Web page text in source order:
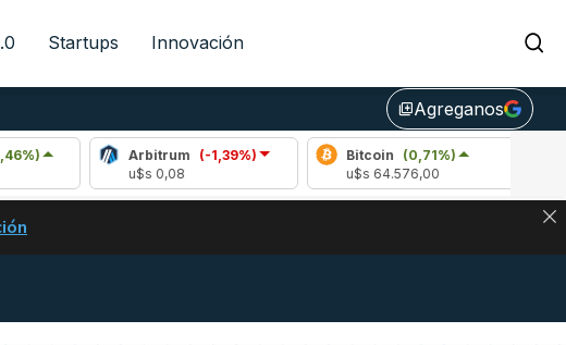
Startups Innovación
library_addAgreganos
Arbitrum
(-1,39%)
Bitcoin
(0,71%)
u$s 64.576,00
TRADE DE BITCOIN Y ESTA SEÑAL DEFINE LOS PRECIOS DE